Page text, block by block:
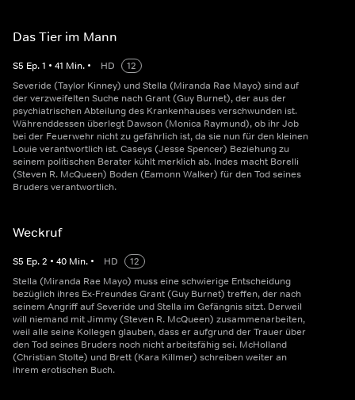
Das Tier im Mann
S5 Ep.1 • 41 Min. • HD
12
Severide (Taylor Kinney) und Stella (Miranda Rae Mayo) sind auf
der verzweifelten Suche nach Grant (Guy Burnet), der aus der
psychiatrischen Abteilung des Krankenhauses verschwunden ist.
Währenddessen überlegt Dawson (Monica Raymund), ob ihr Job
bei der Feuerwehr nicht zu gefährlich ist, da sie nun für den kleinen
Louie verantwortlich ist. Caseys (Jesse Spencer) Beziehung zu
seinem politischen Berater kühlt merklich ab. Indes macht Borelli
(Steven R. McQueen) Boden (Eamonn Walker) für den Tod seines
Bruders verantwortlich.
Weckruf
S5 Ep.2 • 40 Min. • HD
12
Stella (Miranda Rae Mayo) muss eine schwierige Entscheidung
bezüglich ihres Ex-Freundes Grant (Guy Burnet) treffen, der nach
seinem Angriff auf Severide und Stella im Gefängnis sitzt. Derweil
will niemand mit Jimmy (Steven R. McQueen) zusammenarbeiten,
weil alle seine Kollegen glauben, dass er aufgrund der Trauer über
den Tod seines Bruders noch nicht arbeitsfähig sei. McHolland
(Christian Stolte) und Brett (Kara Killmer) schreiben weiter an
ihrem erotischen Buch.